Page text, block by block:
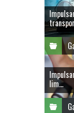
lim...